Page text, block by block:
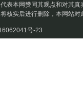
表本网赞同其观点和对其
核实后进行删除，本网站对
号-23